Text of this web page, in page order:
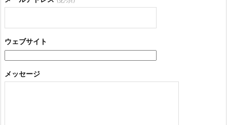
ウェブサイト
メッセージ